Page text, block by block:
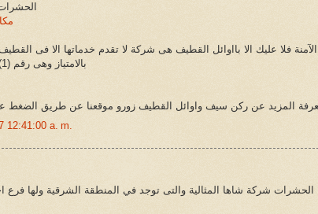
فلا عليك الا بااوائل القطيف هى شركة لا تقدم خدماتها الا فى القطيف
بالامتياز وهى رقم (1) فى المملكة اتصل بنا
المزيد عن ركن سيف واوائل القطيف زورو موقعنا عن طريق الضغط
12:41:00 a. m.
شركة شاها المثالية والتى توجد في المنطقة الشرقية ولها